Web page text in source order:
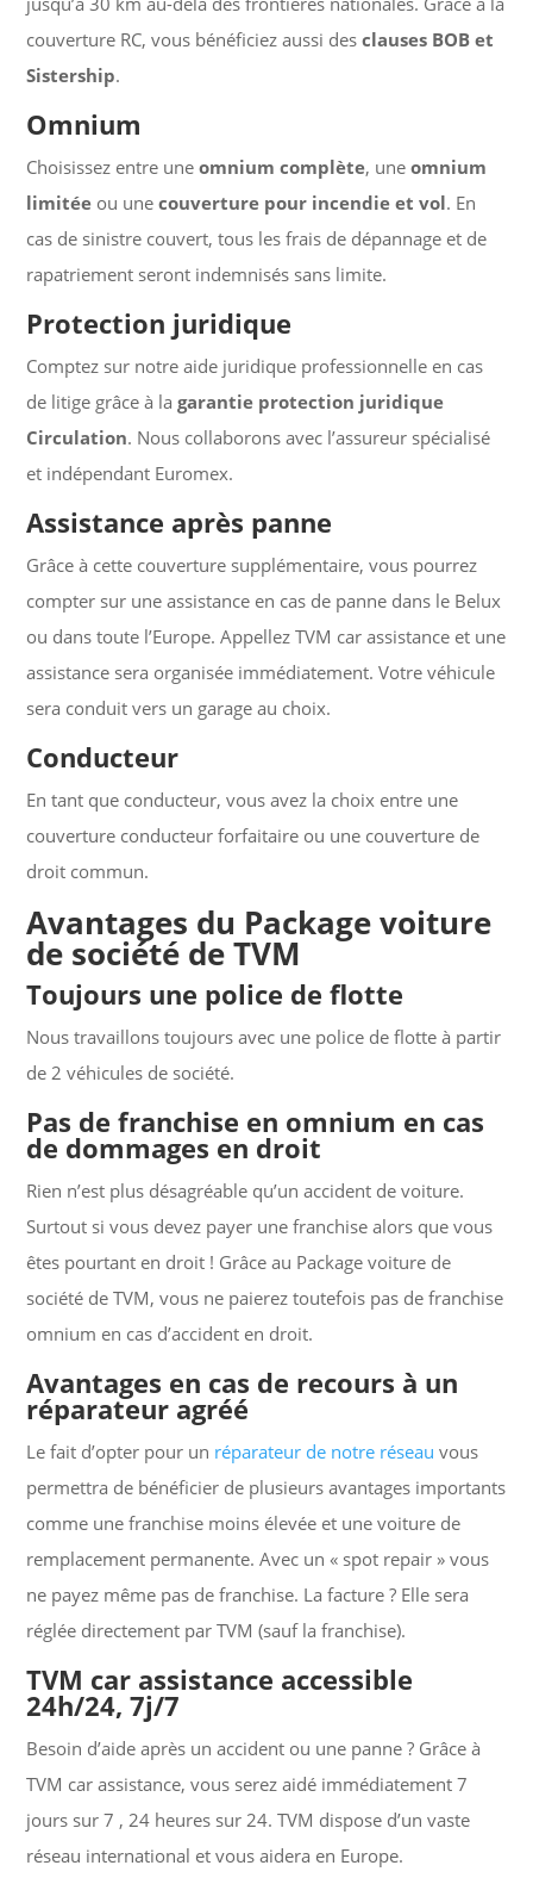
couverture RC, vous bénéficiez aussi des clauses BOB et
Sistership.
Omnium
Choisissez entre une omnium complète, une omnium
limitée ou une couverture pour incendie et vol. En
cas de sinistre couvert, tous les frais de dépannage et de
rapatriement seront indemnisés sans limite.
Protection juridique
Comptez sur notre aide juridique professionnelle en cas
de litige grâce à la garantie protection juridique
Circulation. Nous collaborons avec l’assureur spécialisé
et indépendant Euromex.
Assistance après panne
Grâce à cette couverture supplémentaire, vous pourrez
compter sur une assistance en cas de panne dans le Belux
ou dans toute l’Europe. Appellez TVM car assistance et une
assistance sera organisée immédiatement. Votre véhicule
sera conduit vers un garage au choix.
Conducteur
En tant que conducteur, vous avez la choix entre une
couverture conducteur forfaitaire ou une couverture de
droit commun.
Avantages du Package voiture
de société de TVM
Toujours une police de flotte
Nous travaillons toujours avec une police de flotte à partir
de 2 véhicules de société.
Pas de franchise en omnium en cas
de dommages en droit
Rien n’est plus désagréable qu’un accident de voiture.
Surtout si vous devez payer une franchise alors que vous
êtes pourtant en droit ! Grâce au Package voiture de
société de TVM, vous ne paierez toutefois pas de franchise
omnium en cas d’accident en droit.
Avantages en cas de recours à un
réparateur agréé
Le fait d’opter pour un réparateur de notre réseau vous
permettra de bénéficier de plusieurs avantages importants
comme une franchise moins élevée et une voiture de
remplacement permanente. Avec un « spot repair » vous
ne payez même pas de franchise. La facture ? Elle sera
réglée directement par TVM (sauf la franchise).
TVM car assistance accessible
24h/24, 7j/7
Besoin d’aide après un accident ou une panne ? Grâce à
TVM car assistance, vous serez aidé immédiatement 7
jours sur 7 , 24 heures sur 24. TVM dispose d’un vaste
réseau international et vous aidera en Europe.